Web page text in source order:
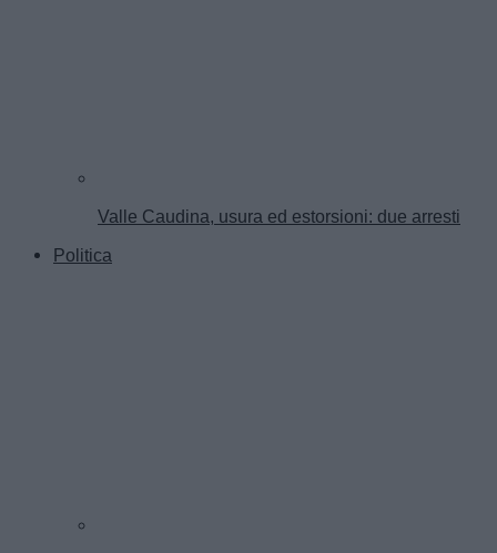
Valle Caudina, usura ed estorsioni: due arresti
Politica